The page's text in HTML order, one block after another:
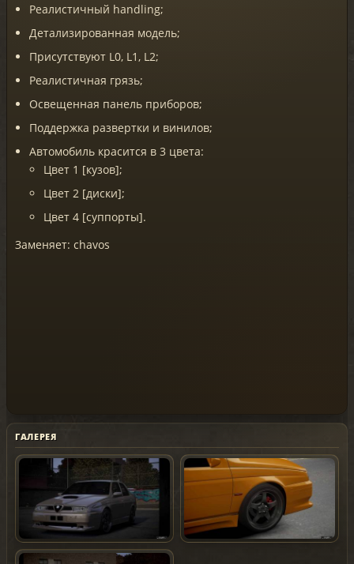
Реалистичный handling;
Детализированная модель;
Присутствуют L0, L1, L2;
Реалистичная грязь;
Освещенная панель приборов;
Поддержка развертки и винилов;
Автомобиль красится в 3 цвета:
Цвет 1 [кузов];
Цвет 2 [диски];
Цвет 4 [суппорты].
Заменяет: chavos
ГАЛЕРЕЯ